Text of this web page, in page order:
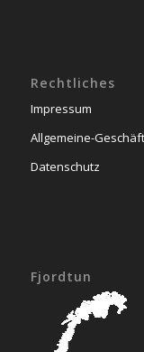
Rechtliches
Impressum
Allgemeine-
Datenschutz
Fjordtun